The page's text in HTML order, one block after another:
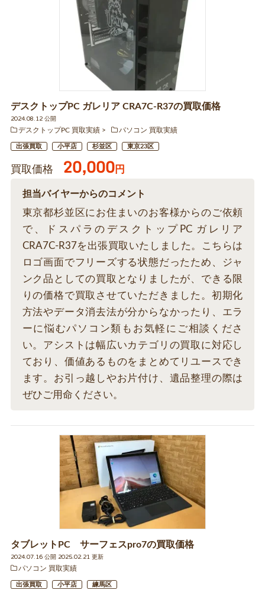
デスクトップPC ガレリア CRA7C-R37の買取価格
2024.08.12 公開
デスクトップPC 買取実績
パソコン 買取実績
出張買取 小平店 杉並区 東京23区
買取価格 20,000円
担当バイヤーからのコメント
東京都杉並区にお住まいのお客様からのご依頼
で、ドスパラのデスクトップPC ガレリア
CRA7C-R37を出張買取いたしました。こちらは
ロゴ画面でフリーズする状態だったため、ジャ
ンク品としての買取となりましたが、できる限
りの価格で買取させていただきました。初期化
方法やデータ消去法が分からなかったり、エラ
ーに悩むパソコン類もお気軽にご相談くださ
い。アシストは幅広いカテゴリの買取に対応し
ており、価値あるものをまとめてリユースでき
ます。お引っ越しやお片付け、遺品整理の際は
ぜひご用命ください。
タブレットPC サーフェスpro7の買取価格
2024.07.16 公開 2025.02.21 更新
パソコン 買取実績
出張買取 小平店 練馬区